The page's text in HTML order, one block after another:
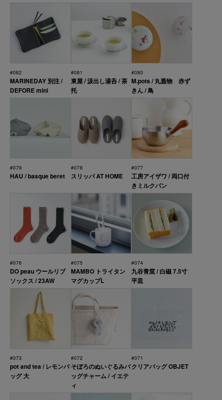
#082
MARINEDAY 別注 /
DEFORE mini
#081
東屋 / 汲出し湯呑 / 茶
托
#080
M.pots / 丸蓋物 赤ず
きん / 鳥
#079
HAU / basque beret
#078
スリッパ AT HOME
#077
工房アイザワ / 両口付
きミルクパン
#076
DO peau ウールリブ
ソックス / 23AW
#075
MAMBO トライタン
マグカップL
#074
九谷青窯 / 白磁 7.5寸
平皿
#073
pot and tea / レモンバ
ッグ 大
#072
そぼろのぬいぐるみバ
ッグチャーム / イエテ
ィ
#071
クリアバッグ OBJET